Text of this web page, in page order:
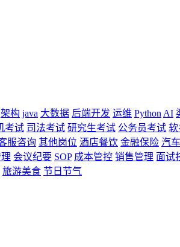
架构 java 大数据 后端开发 运维 Python AI
考试 司法考试 研究生考试 公务员考试 软
服咨询 其他岗位 酒店餐饮 金融保险 汽
会议纪要 SOP 成本管控 销售管理 面试
旅游美食 节日节气